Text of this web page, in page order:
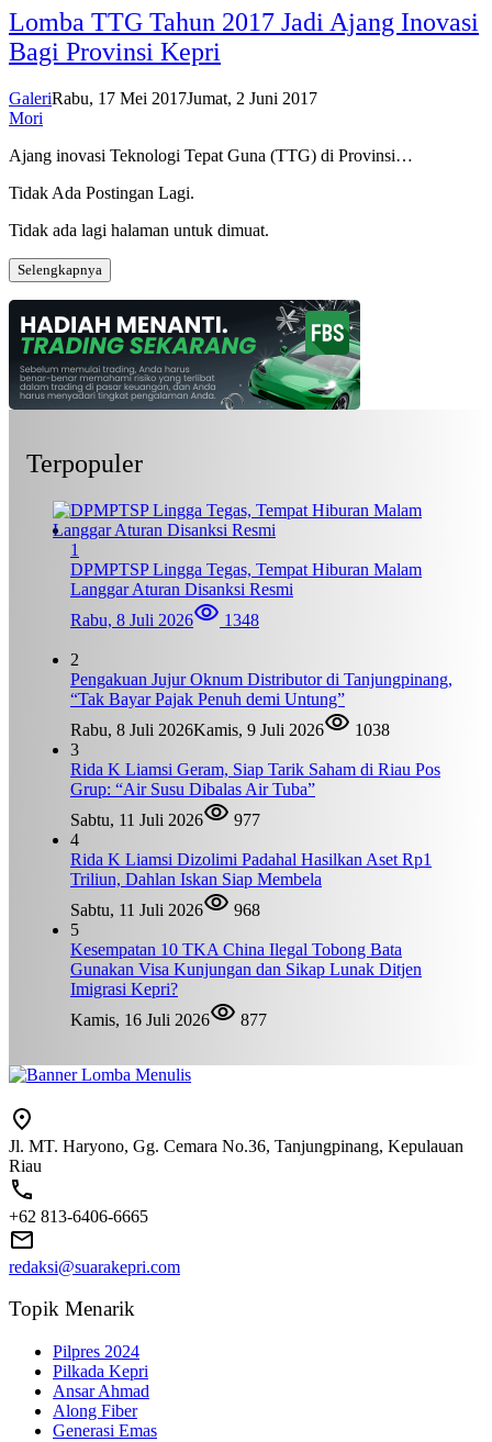
Lomba TTG Tahun 2017 Jadi Ajang Inovasi
Bagi Provinsi Kepri
GaleriRabu, 17 Mei 2017Jumat, 2 Juni 2017
Mori
Ajang inovasi Teknologi Tepat Guna (TTG) di Provinsi…
Tidak Ada Postingan Lagi.
Tidak ada lagi halaman untuk dimuat.
Selengkapnya
Terpopuler
1
DPMPTSP Lingga Tegas, Tempat Hiburan Malam
Langgar Aturan Disanksi Resmi
Rabu, 8 Juli 2026
1348
2
Pengakuan Jujur Oknum Distributor di Tanjungpinang,
“Tak Bayar Pajak Penuh demi Untung”
Rabu, 8 Juli 2026Kamis, 9 Juli 2026
1038
3
Rida K Liamsi Geram, Siap Tarik Saham di Riau Pos
Grup: “Air Susu Dibalas Air Tuba”
Sabtu, 11 Juli 2026
977
4
Rida K Liamsi Dizolimi Padahal Hasilkan Aset Rp1
Triliun, Dahlan Iskan Siap Membela
Sabtu, 11 Juli 2026
968
5
Kesempatan 10 TKA China Ilegal Tobong Bata
Gunakan Visa Kunjungan dan Sikap Lunak Ditjen
Imigrasi Kepri?
Kamis, 16 Juli 2026
877
Jl. MT. Haryono, Gg. Cemara No.36, Tanjungpinang, Kepulauan
Riau
+62 813-6406-6665
redaksi@suarakepri.com
Topik Menarik
Pilpres 2024
Pilkada Kepri
Ansar Ahmad
Along Fiber
Generasi Emas